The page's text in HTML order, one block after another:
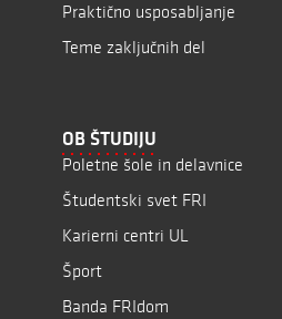
Praktično usposabljanje
Teme zaključnih del
OB ŠTUDIJU
Poletne šole in delavnice
Študentski svet FRI
Karierni centri UL
Šport
Banda FRIdom